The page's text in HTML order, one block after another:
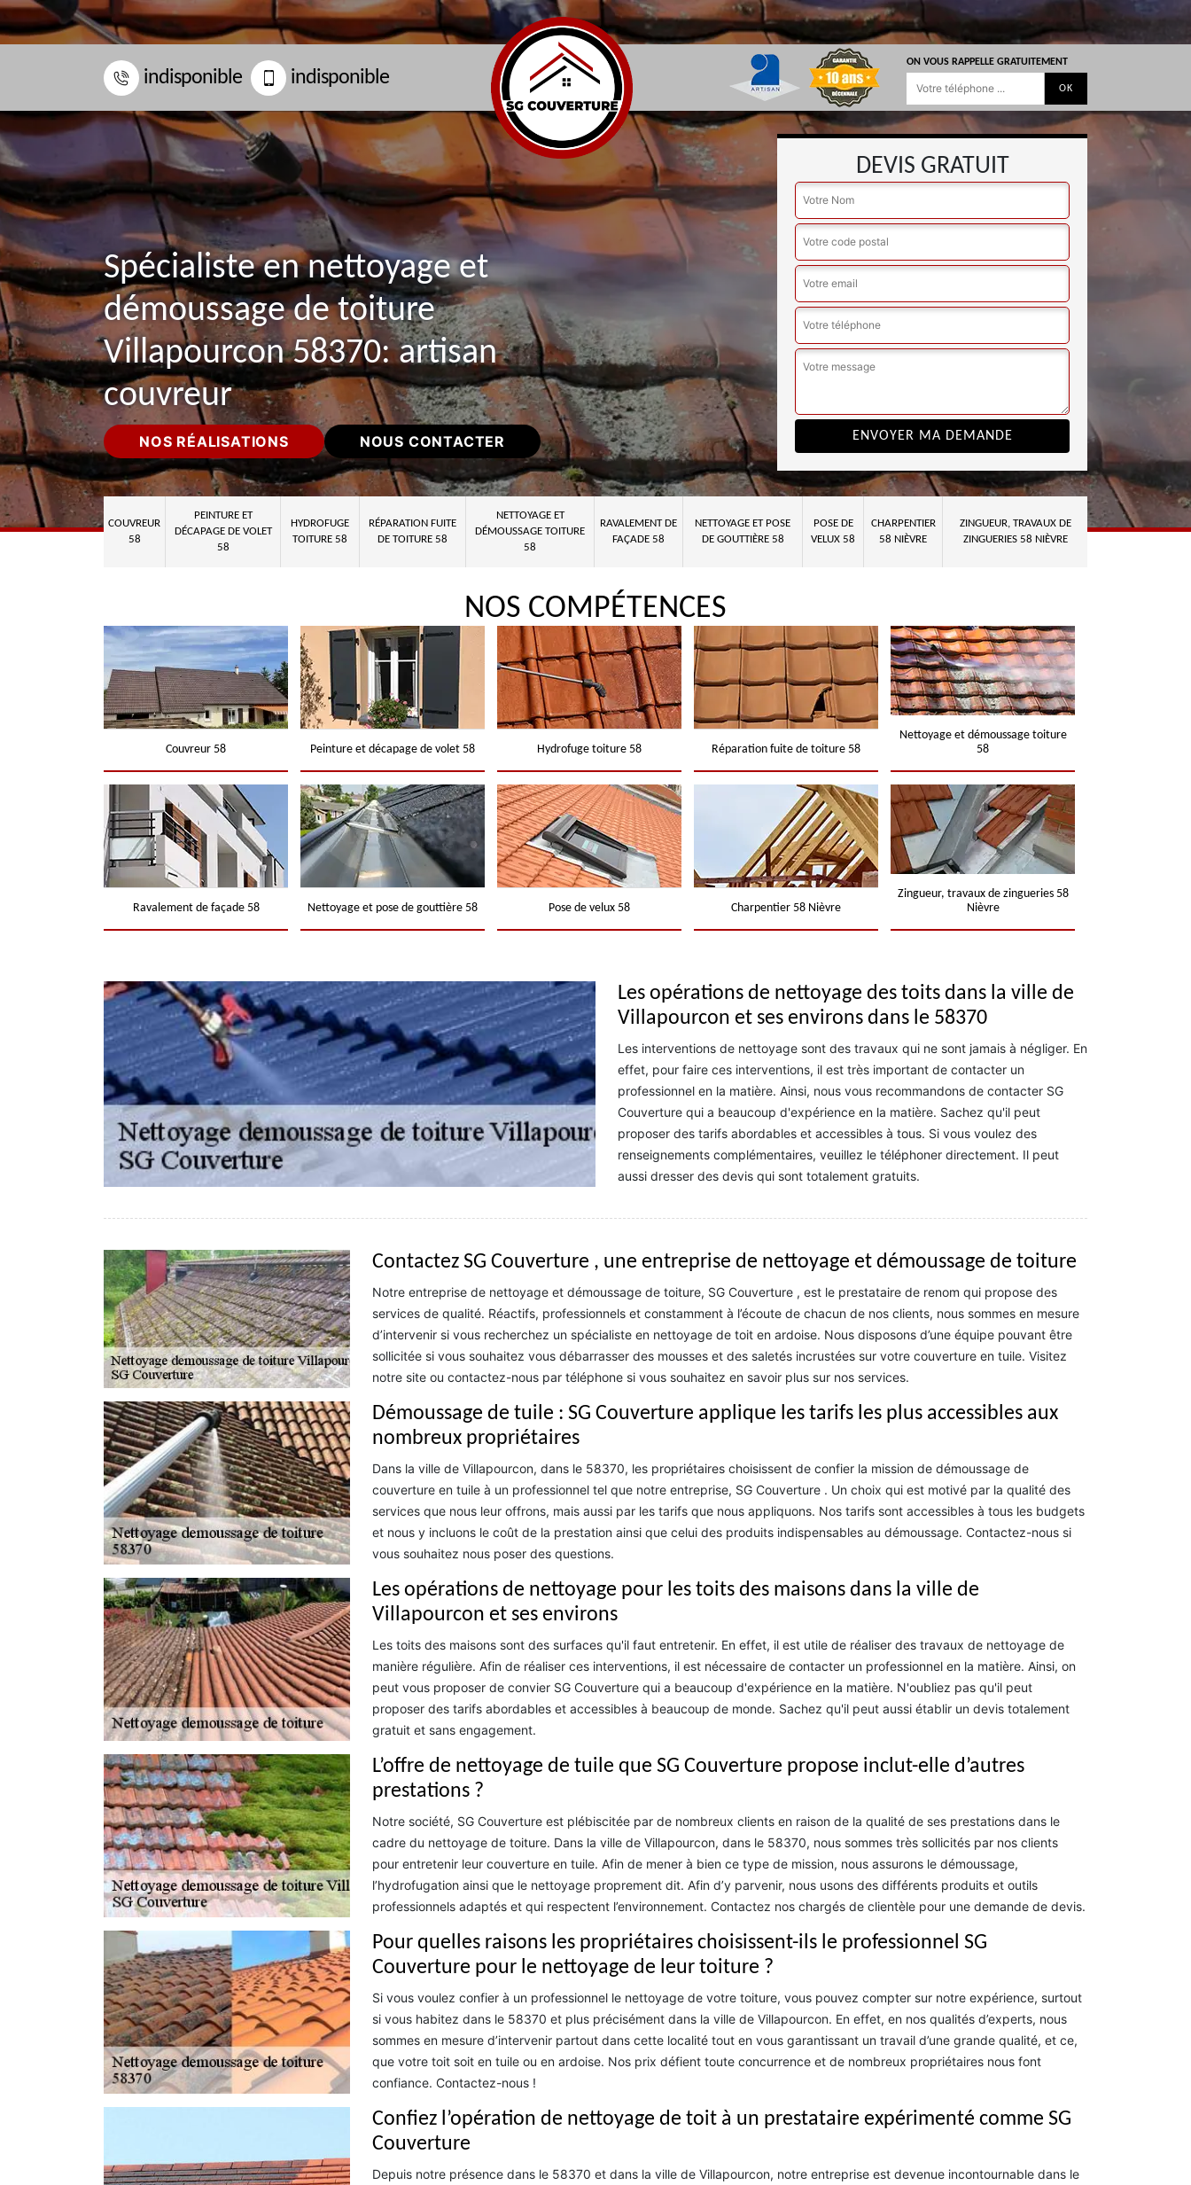
indisponible indisponible
ON VOUS RAPPELLE GRATUITEMENT
Spécialiste en nettoyage et
démoussage de toiture
Villapourcon 58370: artisan
couvreur
NOS RÉALISATIONS NOUS CONTACTER
DEVIS GRATUIT
COUVREUR
58
PEINTURE ET
DÉCAPAGE DE VOLET
58
HYDROFUGE
TOITURE 58
RÉPARATION FUITE
DE TOITURE 58
NETTOYAGE ET
DÉMOUSSAGE TOITURE
58
RAVALEMENT DE
FAÇADE 58
NETTOYAGE ET POSE
DE GOUTTIÈRE 58
POSE DE
VELUX 58
CHARPENTIER
58 NIÈVRE
ZINGUEUR, TRAVAUX DE
ZINGUERIES 58 NIÈVRE
NOS COMPÉTENCES
Couvreur 58 Peinture et décapage de volet 58 Hydrofuge toiture 58 Réparation fuite de toiture 58
Nettoyage et démoussage toiture
58
Ravalement de façade 58 Nettoyage et pose de gouttière 58 Pose de velux 58 Charpentier 58 Nièvre
Zingueur, travaux de zingueries 58
Nièvre
Les opérations de nettoyage des toits dans la ville de
Villapourcon et ses environs dans le 58370
Les interventions de nettoyage sont des travaux qui ne sont jamais à négliger. En
effet, pour faire ces interventions, il est très important de contacter un
professionnel en la matière. Ainsi, nous vous recommandons de contacter SG
Couverture qui a beaucoup d'expérience en la matière. Sachez qu'il peut
proposer des tarifs abordables et accessibles à tous. Si vous voulez des
renseignements complémentaires, veuillez le téléphoner directement. Il peut
aussi dresser des devis qui sont totalement gratuits.
Contactez SG Couverture , une entreprise de nettoyage et démoussage de toiture
Notre entreprise de nettoyage et démoussage de toiture, SG Couverture , est le prestataire de renom qui propose des
services de qualité. Réactifs, professionnels et constamment à l’écoute de chacun de nos clients, nous sommes en mesure
d’intervenir si vous recherchez un spécialiste en nettoyage de toit en ardoise. Nous disposons d’une équipe pouvant être
sollicitée si vous souhaitez vous débarrasser des mousses et des saletés incrustées sur votre couverture en tuile. Visitez
notre site ou contactez-nous par téléphone si vous souhaitez en savoir plus sur nos services.
Démoussage de tuile : SG Couverture applique les tarifs les plus accessibles aux
nombreux propriétaires
Dans la ville de Villapourcon, dans le 58370, les propriétaires choisissent de confier la mission de démoussage de
couverture en tuile à un professionnel tel que notre entreprise, SG Couverture . Un choix qui est motivé par la qualité des
services que nous leur offrons, mais aussi par les tarifs que nous appliquons. Nos tarifs sont accessibles à tous les budgets
et nous y incluons le coût de la prestation ainsi que celui des produits indispensables au démoussage. Contactez-nous si
vous souhaitez nous poser des questions.
Les opérations de nettoyage pour les toits des maisons dans la ville de
Villapourcon et ses environs
Les toits des maisons sont des surfaces qu'il faut entretenir. En effet, il est utile de réaliser des travaux de nettoyage de
manière régulière. Afin de réaliser ces interventions, il est nécessaire de contacter un professionnel en la matière. Ainsi, on
peut vous proposer de convier SG Couverture qui a beaucoup d'expérience en la matière. N'oubliez pas qu'il peut
proposer des tarifs abordables et accessibles à beaucoup de monde. Sachez qu'il peut aussi établir un devis totalement
gratuit et sans engagement.
L’offre de nettoyage de tuile que SG Couverture propose inclut-elle d’autres
prestations ?
Notre société, SG Couverture est plébiscitée par de nombreux clients en raison de la qualité de ses prestations dans le
cadre du nettoyage de toiture. Dans la ville de Villapourcon, dans le 58370, nous sommes très sollicités par nos clients
pour entretenir leur couverture en tuile. Afin de mener à bien ce type de mission, nous assurons le démoussage,
l’hydrofugation ainsi que le nettoyage proprement dit. Afin d’y parvenir, nous usons des différents produits et outils
professionnels adaptés et qui respectent l’environnement. Contactez nos chargés de clientèle pour une demande de devis.
Pour quelles raisons les propriétaires choisissent-ils le professionnel SG
Couverture pour le nettoyage de leur toiture ?
Si vous voulez confier à un professionnel le nettoyage de votre toiture, vous pouvez compter sur notre expérience, surtout
si vous habitez dans le 58370 et plus précisément dans la ville de Villapourcon. En effet, en nos qualités d’experts, nous
sommes en mesure d’intervenir partout dans cette localité tout en vous garantissant un travail d’une grande qualité, et ce,
que votre toit soit en tuile ou en ardoise. Nos prix défient toute concurrence et de nombreux propriétaires nous font
confiance. Contactez-nous !
Confiez l’opération de nettoyage de toit à un prestataire expérimenté comme SG
Couverture
Depuis notre présence dans le 58370 et dans la ville de Villapourcon, notre entreprise est devenue incontournable dans le